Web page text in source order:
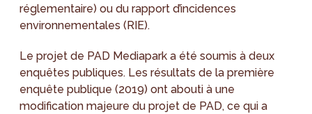
réglementaire) ou du rapport d’incidences
environnementales (RIE).
Le projet de PAD Mediapark a été soumis à deux
enquêtes publiques. Les résultats de la première
enquête publique (2019) ont abouti à une
modification majeure du projet de PAD, ce qui a